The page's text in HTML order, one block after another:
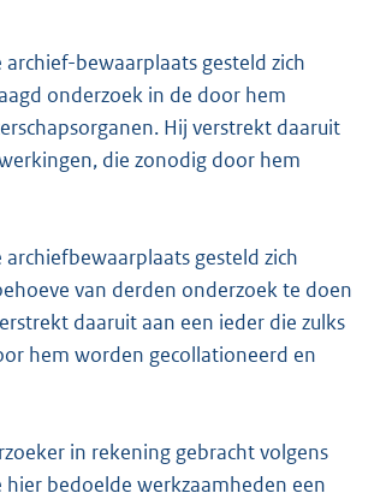
bewaarplaats gesteld zich
onderzoek in de door hem
Hij verstrekt daaruit
die zonodig door hem
gesteld zich
van derden onderzoek te doen
daaruit aan een ieder die zulks
hem worden gecollationeerd en
in rekening gebracht volgens
bedoelde werkzaamheden een